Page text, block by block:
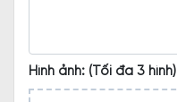
Hình ảnh: (Tối đa 3 hình)